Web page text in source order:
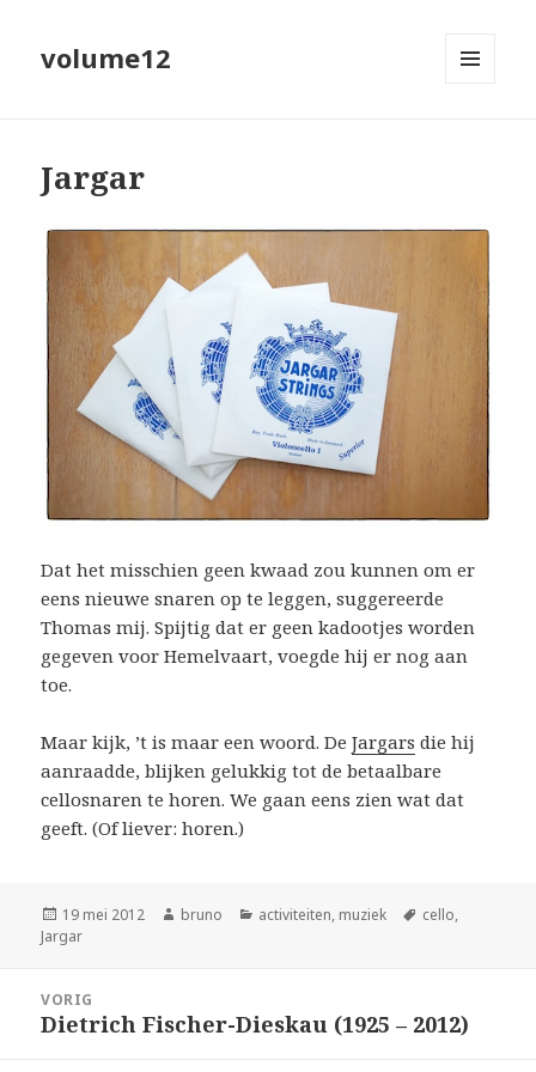
volume12
Jargar
Dat het misschien geen kwaad zou kunnen om er
eens nieuwe snaren op te leggen, suggereerde
Thomas mij. Spijtig dat er geen kadootjes worden
gegeven voor Hemelvaart, voegde hij er nog aan
toe.
Maar kijk, ’t is maar een woord. DeJargars die hij
aanraadde, blijken gelukkig tot de betaalbare
cellosnaren te horen. We gaan eens zien wat dat
geeft. (Of liever: horen.)
Geplaatst
op
19 mei 2012 Auteur
bruno Categorieën
activiteiten, muziek Tags
cello,
Jargar
navigatie
VORIG
Vorig
Dietrich Fischer-Dieskau (1925 – 2012)